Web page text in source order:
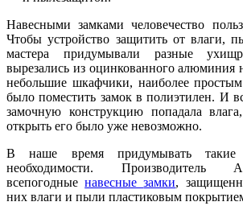
Навесными замками человечество
Чтобы устройство защитить от влаги,
мастера придумывали разные
вырезались из оцинкованного алюминия
небольшие шкафчики, наиболее
было поместить замок в полиэтилен. И
замочную конструкцию попадала
открыть его было уже невозможно.
В наше время придумывать такие
необходимости. Производитель
всепогодныенавесныезамки,
них влаги и пыли пластиковым